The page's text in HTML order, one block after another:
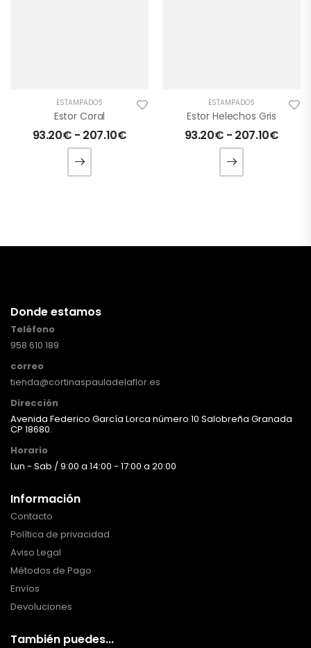
ESTAMPADOS
Estor Coral
93.20€ - 207.10€
ESTAMPADOS
Estor Helechos Gris
93.20€ - 207.10€
Donde estamos
Teléfono
958 610 189
correo
tienda@cortinaspauladelaflor.es
Dirección
Avenida Federico García Lorca número 10 Salobreña Granada
CP 18680.
Horario
Lun - Sab / 9:00 a 14:00 - 17:00 a 20:00
Información
Contacto
Política de privacidad
Aviso Legal
Métodos de Pago
Envíos
Devoluciones
También puedes...